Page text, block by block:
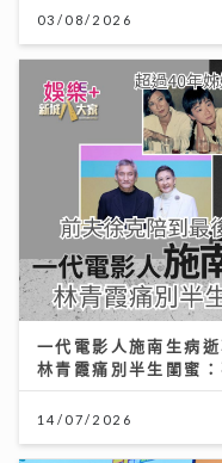
03/08/2026
一代電影人施南生病
林青霞痛別半生閨蜜
14/07/2026
12/07/2026
DSE放榜2026終極懶
+重要日程
14/07/2026